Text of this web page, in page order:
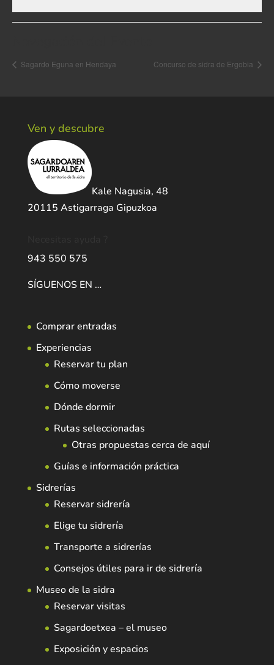
Sagardo Eguna en Hendaya Concurso de sidra de Ergobia
Ven y descubre
Kale Nagusia, 48
20115 Astigarraga Gipuzkoa
943 550 575
SÍGUENOS EN …
Comprar entradas
Experiencias
Reservar tu plan
Cómo moverse
Dónde dormir
Rutas seleccionadas
Otras propuestas cerca de aquí
Guías e información práctica
Sidrerías
Reservar sidrería
Elige tu sidrería
Transporte a sidrerías
Consejos útiles para ir de sidrería
Museo de la sidra
Reservar visitas
Sagardoetxea – el museo
Exposición y espacios